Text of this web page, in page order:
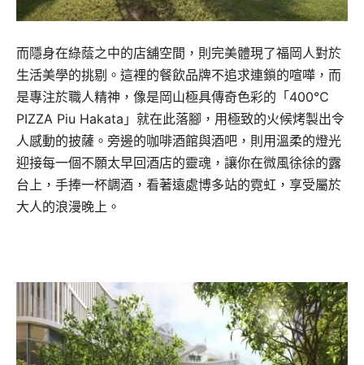
而隱身在綠蔭之中的店舖空間，則完美體現了福岡人對於
生活美學的挑剔。這裡的餐飲品牌不追求連鎖的喧嘩，而
是專注於職人精神，像是岡山極具傳奇色彩的「400℃
PIZZA Piu Hakata」就在此落腳，用極致的火候烤製出令
人感動的披薩。旁邊的咖啡酒館與酒吧，則用溫柔的燈光
迎接每一個不願太早回酒店的靈魂，讓你在微風徐徐的露
台上，手捧一杯調酒，看著遠處博多站的霓虹，享受屬於
大人的浪漫晚上。